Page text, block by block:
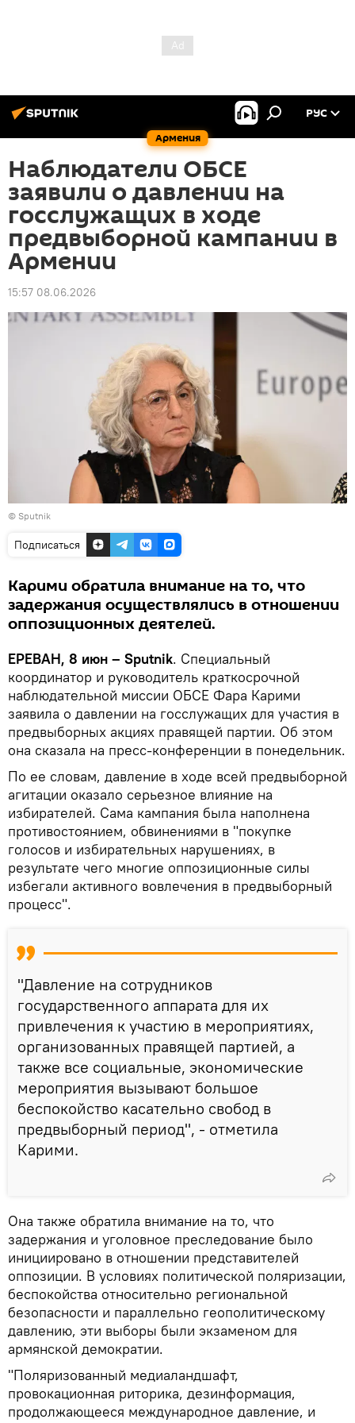
Армения
РУС
Наблюдатели ОБСЕ
заявили о давлении на
госслужащих в ходе
предвыборной кампании в
Армении
15:57 08.06.2026
© Sputnik
Подписаться
Карими обратила внимание на то, что
задержания осуществлялись в отношении
оппозиционных деятелей.
ЕРЕВАН, 8 июн – Sputnik. Специальный
координатор и руководитель краткосрочной
наблюдательной миссии ОБСЕ Фара Карими
заявила о давлении на госслужащих для участия в
предвыборных акциях правящей партии. Об этом
она сказала на пресс-конференции в понедельник.
По ее словам, давление в ходе всей предвыборной
агитации оказало серьезное влияние на
избирателей. Сама кампания была наполнена
противостоянием, обвинениями в "покупке
голосов и избирательных нарушениях, в
результате чего многие оппозиционные силы
избегали активного вовлечения в предвыборный
процесс".
"Давление на сотрудников
государственного аппарата для их
привлечения к участию в мероприятиях,
организованных правящей партией, а
также все социальные, экономические
мероприятия вызывают большое
беспокойство касательно свобод в
предвыборный период", - отметила
Карими.
Она также обратила внимание на то, что
задержания и уголовное преследование было
инициировано в отношении представителей
оппозиции. В условиях политической поляризации,
беспокойства относительно региональной
безопасности и параллельно геополитическому
давлению, эти выборы были экзаменом для
армянской демократии.
"Поляризованный медиаландшафт,
провокационная риторика, дезинформация,
продолжающееся международное давление, и